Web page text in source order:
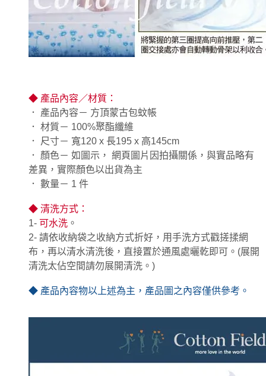
◆ 產品內容／材質：
． 產品內容－ 方頂蒙古包蚊帳
． 材質－ 100%聚酯纖維
． 尺寸－ 寬120 x 長195 x 高145cm
． 顏色－ 如圖示， 網頁圖片因拍攝關係，與實品略有
差異，實際顏色以出貨為主
． 數量－ 1 件
◆ 清洗方式：
1- 可水洗 。
2- 請依收納袋之收納方式折好，用手洗方式戳搓揉網
布，再以清水清洗後，直接置於通風處曬乾即可。(展開
清洗太佔空間請勿展開清洗。)
◆ 產品內容物以上述為主，產品圖之內容僅供參考。